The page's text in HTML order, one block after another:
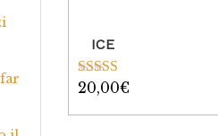
ICE
Valutato5.00
20,00€